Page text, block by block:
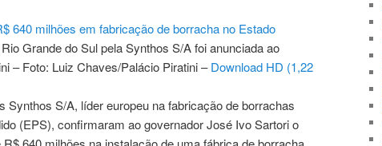
Grande do Sul pelaSynthos S/A foi anunciada ao
– Foto: Luiz Chaves/Palácio Piratini –Download HD (1,22
Synthos S/A, líder europeu na fabricação de borrachas
(EPS), confirmaram ao governador José Ivo Sartori o